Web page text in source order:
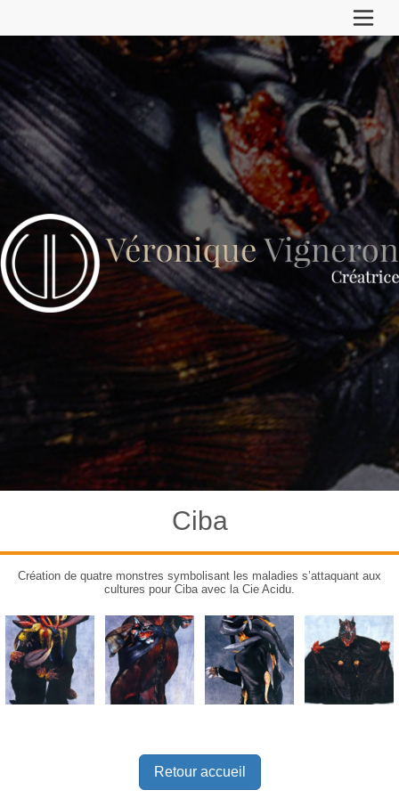
Ciba
Création de quatre monstres symbolisant les maladies s’attaquant aux
cultures pour Ciba avec la Cie Acidu.
Retour accueil